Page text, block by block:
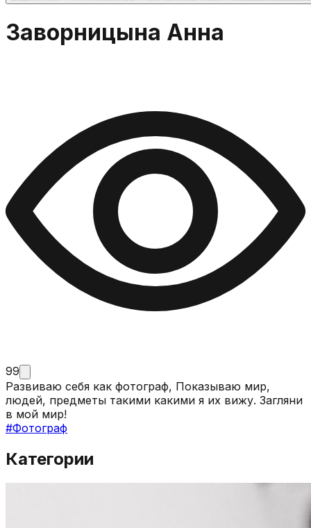
Заворницына Анна
99
Развиваю себя как фотограф, Показываю мир,
людей, предметы такими какими я их вижу. Загляни
в мой мир!
#Фотограф
Категории